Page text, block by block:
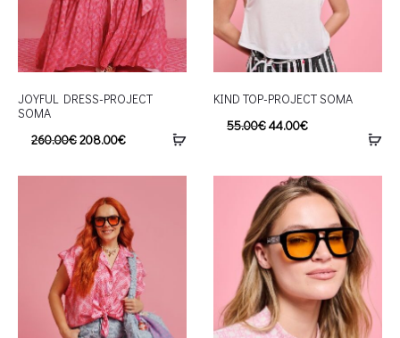
JOYFUL DRESS-PROJECT
SOMA
260.00€208.00€
KIND TOP-PROJECT SOMA
55.00€44.00€